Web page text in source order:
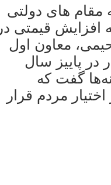
های دولتی
افزايش قيمتی در
معاون اول
در پاييز سال
گفت که
مردم قرار